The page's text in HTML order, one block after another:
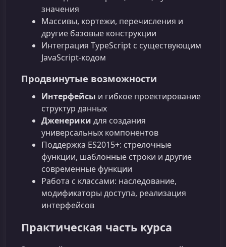
значения
Массивы, кортежи, перечисления и
другие базовые конструкции
Интеграция TypeScript с существующим
JavaScript‑кодом
Продвинутые возможности
Интерфейсы и гибкое проектирование
структур данных
Дженерики для создания
универсальных компонентов
Поддержка ES2015+: стрелочные
функции, шаблонные строки и другие
современные функции
Работа с классами: наследование,
модификаторы доступа, реализация
интерфейсов
Практическая часть курса